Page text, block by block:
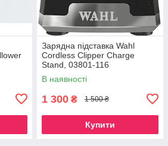
Зарядна підставка Wahl
Cordless Clipper Charge
Stand, 03801-116
В наявності
1 300 ₴ 1 500 ₴
Купити